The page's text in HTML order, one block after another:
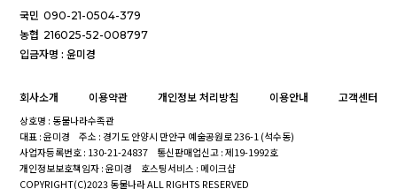
국민 090-21-0504-379
농협 216025-52-008797
입금자명 : 윤미경
회사소개 이용약관 개인정보 처리방침 이용안내 고객센터
상호명 : 동물나라수족관
대표 : 윤미경
주소 : 경기도 안양시 만안구 예술공원로 236-1 (석수동)
사업자등록번호 : 130-21-24837
통신판매업신고 : 제19-1992호
개인정보보호책임자 : 윤미경
호스팅서비스 : 메이크샵
COPYRIGHT(C)2023 동물나라 ALL RIGHTS RESERVED